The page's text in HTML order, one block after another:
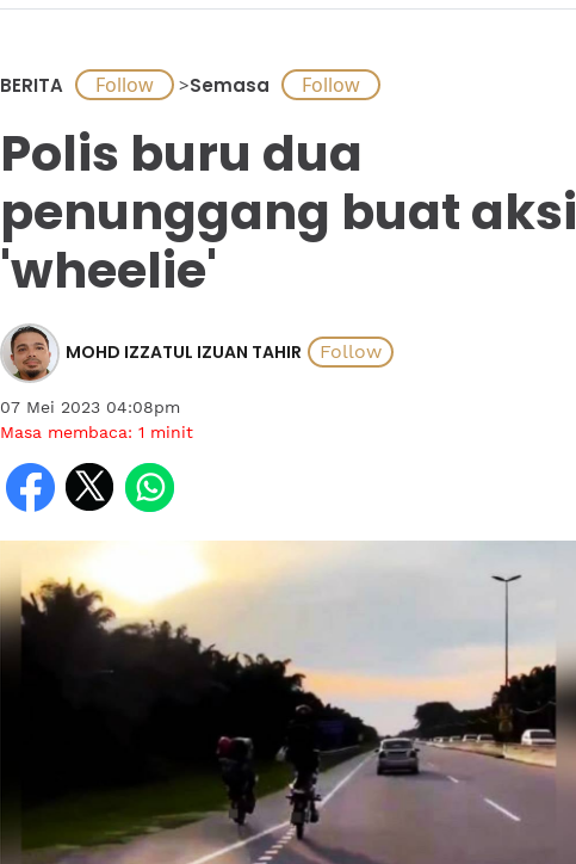
BERITA >Semasa
Polis buru dua
penunggang buat aksi
'wheelie'
MOHD IZZATUL IZUAN TAHIR
07 Mei 2023 04:08pm
Masa membaca: 1 minit